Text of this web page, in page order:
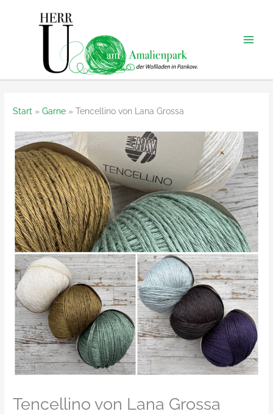
Start Garne Tencellino von Lana Grossa
Tencellino von Lana Grossa